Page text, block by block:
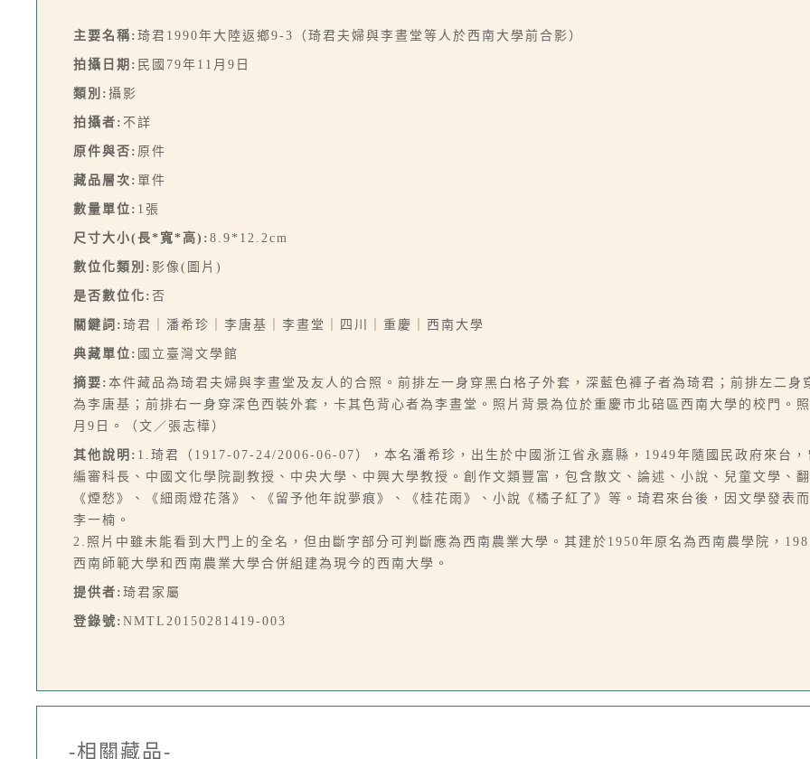
主要名稱: 琦君1990年大陸返鄉9-3（琦君夫婦與李晝堂等人於西南大學前合影）
拍攝日期: 民國79年11月9日
類別: 攝影
拍攝者: 不詳
原件與否: 原件
藏品層次: 單件
數量單位: 1張
尺寸大小(長*寬*高): 8.9*12.2cm
數位化類別: 影像(圖片)
是否數位化: 否
關鍵詞: 琦君｜潘希珍｜李唐基｜李晝堂｜四川｜重慶｜西南大學
典藏單位: 國立臺灣文學館
摘要: 本件藏品為琦君夫婦與李晝堂及友人的合照。前排左一身穿黑白格子外套，深藍色褲子者為琦君；前排左二
為李唐基；前排右一身穿深色西裝外套，卡其色背心者為李晝堂。照片背景為位於重慶市北碚區西南大學的校門。
月9日。（文／張志樺）
其他說明: 1.琦君（1917-07-24/2006-06-07），本名潘希珍，出生於中國浙江省永嘉縣，1949年隨國民政府來台
編審科長、中國文化學院副教授、中央大學、中興大學教授。創作文類豐富，包含散文、論述、小說、兒童文學、
《煙愁》、《細雨燈花落》、《留予他年說夢痕》、《桂花雨》、小說《橘子紅了》等。琦君來台後，因文學發表
李一楠。
2.照片中雖未能看到大門上的全名，但由斷字部分可判斷應為西南農業大學。其建於1950年原名為西南農學院，
西南師範大學和西南農業大學合併組建為現今的西南大學。
提供者: 琦君家屬
登錄號: NMTL20150281419-003
-相關藏品-